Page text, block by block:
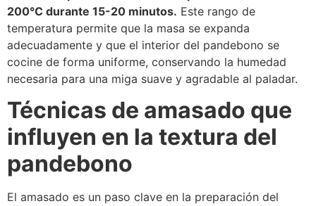
200°C durante 15-20 minutos. Este rango de
temperatura permite que la masa se expanda
adecuadamente y que el interior del pandebono se
cocine de forma uniforme, conservando la humedad
necesaria para una miga suave y agradable al paladar.
Técnicas de amasado que
influyen en la textura del
pandebono
El amasado es un paso clave en la preparación del